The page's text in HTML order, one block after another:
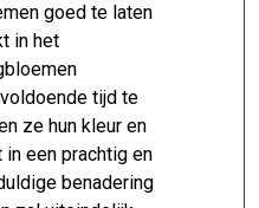
goed te laten
in het
tijd te
ze hun kleur en
een prachtig en
benadering